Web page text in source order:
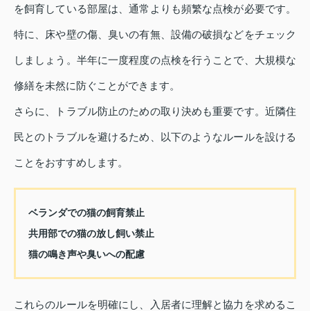
を飼育している部屋は、通常よりも頻繁な点検が必要です。
特に、床や壁の傷、臭いの有無、設備の破損などをチェック
しましょう。半年に一度程度の点検を行うことで、大規模な
修繕を未然に防ぐことができます。
さらに、トラブル防止のための取り決めも重要です。近隣住
民とのトラブルを避けるため、以下のようなルールを設ける
ことをおすすめします。
ベランダでの猫の飼育禁止
共用部での猫の放し飼い禁止
猫の鳴き声や臭いへの配慮
これらのルールを明確にし、入居者に理解と協力を求めるこ